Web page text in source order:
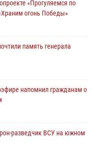
«Прогуляемся по
огонь Победы»
память генерала
напомнил гражданам о
разведчик ВСУ на южном